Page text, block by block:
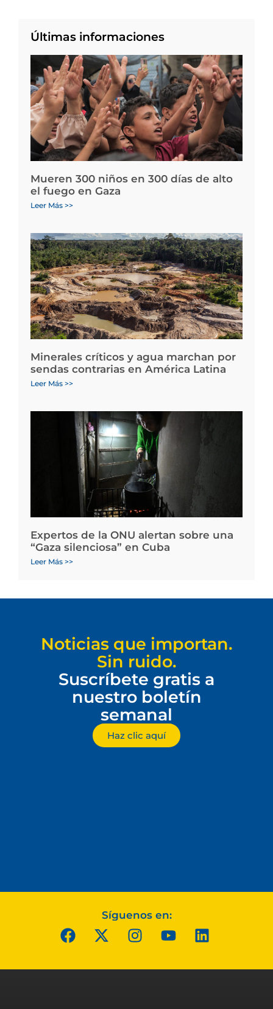
Últimas informaciones
Mueren 300 niños en 300 días de alto
el fuego en Gaza
Leer Más >>
Minerales críticos y agua marchan por
sendas contrarias en América Latina
Leer Más >>
Expertos de la ONU alertan sobre una
“Gaza silenciosa” en Cuba
Leer Más >>
Noticias que importan.
Sin ruido.
Suscríbete gratis a
nuestro boletín
semanal
Haz clic aquí
Síguenos en: